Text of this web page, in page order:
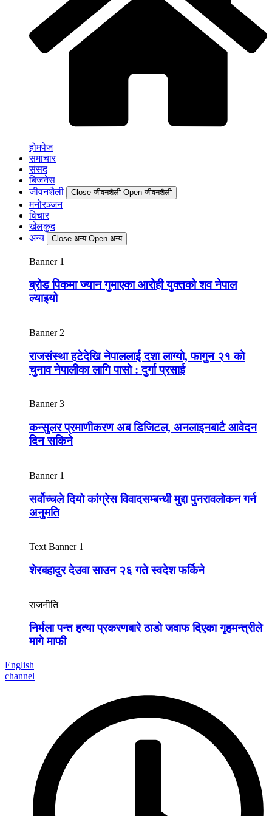
होमपेज
समाचार
संसद
बिजनेस
जीवनशैली
Close जीवनशैली Open जीवनशैली
मनोरञ्जन
विचार
खेलकुद
अन्य
Close अन्य Open अन्य
Banner 1
ब्रोड पिकमा ज्यान गुमाएका आरोही युक्तको शव नेपाल
ल्याइयो
Banner 2
राजसंस्था हटेदेखि नेपाललाई दशा लाग्यो, फागुन २१ को
चुनाव नेपालीका लागि पासो : दुर्गा प्रसाई
Banner 3
कन्सुलर प्रमाणीकरण अब डिजिटल, अनलाइनबाटै आवेदन
दिन सकिने
Banner 1
सर्वोच्चले दियो कांग्रेस विवादसम्बन्धी मुद्दा पुनरावलोकन गर्न
अनुमति
Text Banner 1
शेरबहादुर देउवा साउन २६ गते स्वदेश फर्किने
राजनीति
निर्मला पन्त हत्या प्रकरणबारे ठाडो जवाफ दिएका गृहमन्त्रीले
मागे माफी
English
channel